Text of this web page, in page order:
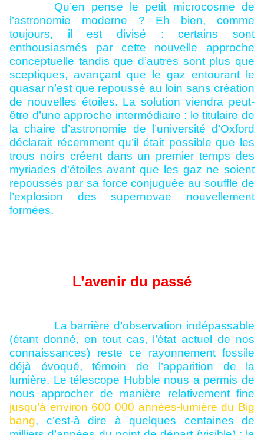
Qu’en pense le petit microcosme de
l’astronomie moderne ? Eh bien, comme
toujours, il est divisé : certains sont
enthousiasmés par cette nouvelle approche
conceptuelle tandis que d’autres sont plus que
sceptiques, avançant que le gaz entourant le
quasar n’est que repoussé au loin sans création
de nouvelles étoiles. La solution viendra peut-
être d’une approche intermédiaire : le titulaire de
la chaire d’astronomie de l’université d’Oxford
déclarait récemment qu’il était possible que les
trous noirs créent dans un premier temps des
myriades d’étoiles avant que les gaz ne soient
repoussés par sa force conjuguée au souffle de
l’explosion des supernovae nouvellement
formées.
L’avenir du passé
La barrière d’observation indépassable
(étant donné, en tout cas, l’état actuel de nos
connaissances) reste ce rayonnement fossile
déjà évoqué, témoin de l’apparition de la
lumière. Le télescope Hubble nous a permis de
nous approcher de manière relativement fine
jusqu’à environ 600 000 années-lumière du Big
bang, c’est-à dire à quelques centaines de